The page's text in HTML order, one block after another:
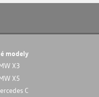
modely
X3
X5
C